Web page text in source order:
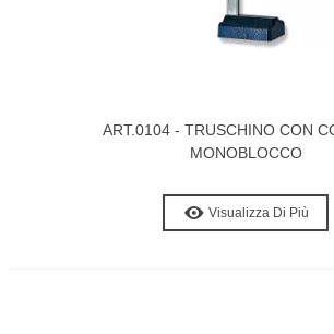
ART.0104 - TRUSCHINO CON
MONOBLOCCO
Visualizza Di Più